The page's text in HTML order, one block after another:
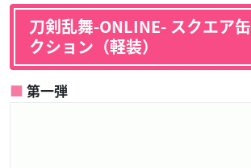
刀剣乱舞-ONLINE- スクエア
クション（軽装）
第一弾